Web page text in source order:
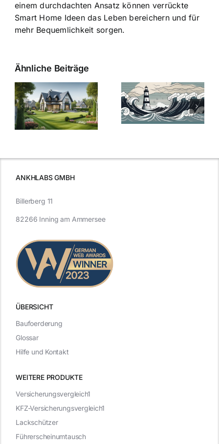
einem durchdachten Ansatz können verrückte
Smart Home Ideen das Leben bereichern und für
mehr Bequemlichkeit sorgen.
Ähnliche Beiträge
Bauzinsen im
Sturm: Die
aktuelle
Entwicklung
Die Evolution
der
Bauzinsen: Ein
Blick in die
ANKHLABS GMBH
ÜBERSICHT
WEITERE PRODUKTE
Versicherungsvergleich1
KFZ-Versicherungsvergleich1
Lackschützer
Führerscheinumtausch
Billerberg 11
82266 Inning am Ammersee
Baufoerderung
Glossar
Hilfe und Kontakt